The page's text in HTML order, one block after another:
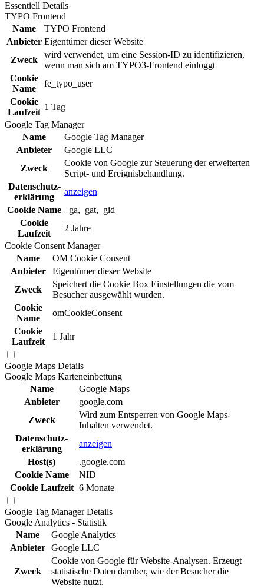
Essentiell Details
TYPO Frontend
Name
TYPO Frontend
Anbieter Eigentümer dieser Website
Zweck
wird verwendet, um eine Session-ID zu identifizieren,
wenn man sich am TYPO3-Frontend einloggt
Cookie
Name
fe_typo_user
Cookie
Laufzeit
1 Tag
Google Tag Manager
Name
Google Tag Manager
Anbieter
Google LLC
Zweck
Cookie von Google zur Steuerung der erweiterten
Script- und Ereignisbehandlung.
Daten­schutz­
erklä­rung
anzeigen
Cookie Name
_ga,_gat,_gid
Cookie
Laufzeit
2 Jahre
Cookie Consent Manager
Name
OM Cookie Consent
Anbieter
Eigentümer dieser Website
Zweck
Speichert die Cookie Box Einstellungen die vom
Besucher ausgewählt wurden.
Cookie
Name
omCookieConsent
Cookie
Laufzeit
1 Jahr
Google Maps Details
Google Maps Karteneinbettung
Name
Google Maps
Anbieter
google.com
Zweck
Wird zum Entsperren von Google Maps-
Inhalten verwendet.
Daten­schutz­
erklä­rung
anzeigen
Host(s)
.google.com
Cookie Name
NID
Cookie Laufzeit 6 Monate
Google Tag Manager Details
Google Analytics - Statistik
Name
Google Analytics
Anbieter Google LLC
Zweck
Cookie von Google für Website-Analysen. Erzeugt
statistische Daten darüber, wie der Besucher die
Website nutzt.